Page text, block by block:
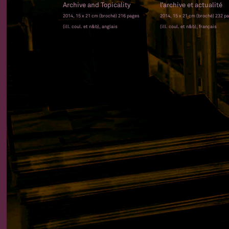
Archive and Topicality
2014, 15 x 21 cm (broché) 216 pages
(ill. coul. et n&b), anglais
l’archive et actualité
2014, 15 x 21 cm (broché) 232
(ill. coul. et n&b), français